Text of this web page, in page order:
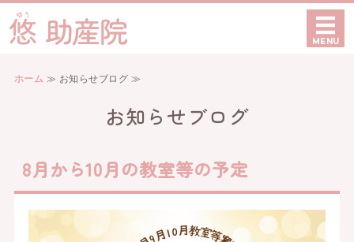
愛知県豊田市でベビーマ
MENU
ホーム
当院について
お問い合わせ
ホーム ≫ お知らせブログ ≫
お知らせブログ
8月から10月の教室等の予定